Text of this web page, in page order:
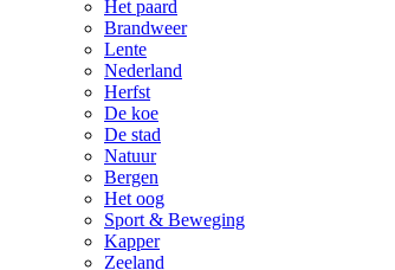
Het paard
Brandweer
Lente
Nederland
Herfst
De koe
De stad
Natuur
Bergen
Het oog
Sport & Beweging
Kapper
Zeeland